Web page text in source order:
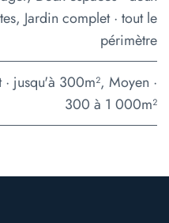
, Jardin complet · tout le
périmètre
jusqu'à 300m², Moyen ·
300 à 1 000m²